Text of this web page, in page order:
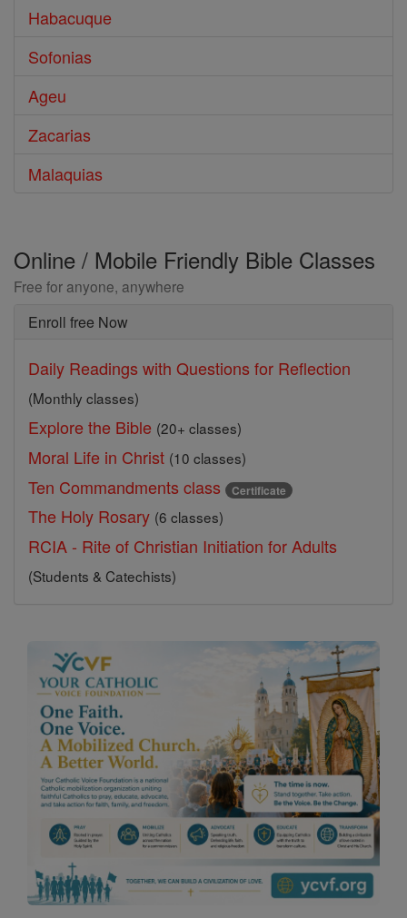
Habacuque
Sofonias
Ageu
Zacarias
Malaquias
Online / Mobile Friendly Bible Classes
Free for anyone, anywhere
Enroll free Now
Daily Readings with Questions for Reflection
(Monthly classes)
Explore the Bible (20+ classes)
Moral Life in Christ (10 classes)
Ten Commandments class Certificate
The Holy Rosary (6 classes)
RCIA - Rite of Christian Initiation for Adults
(Students & Catechists)